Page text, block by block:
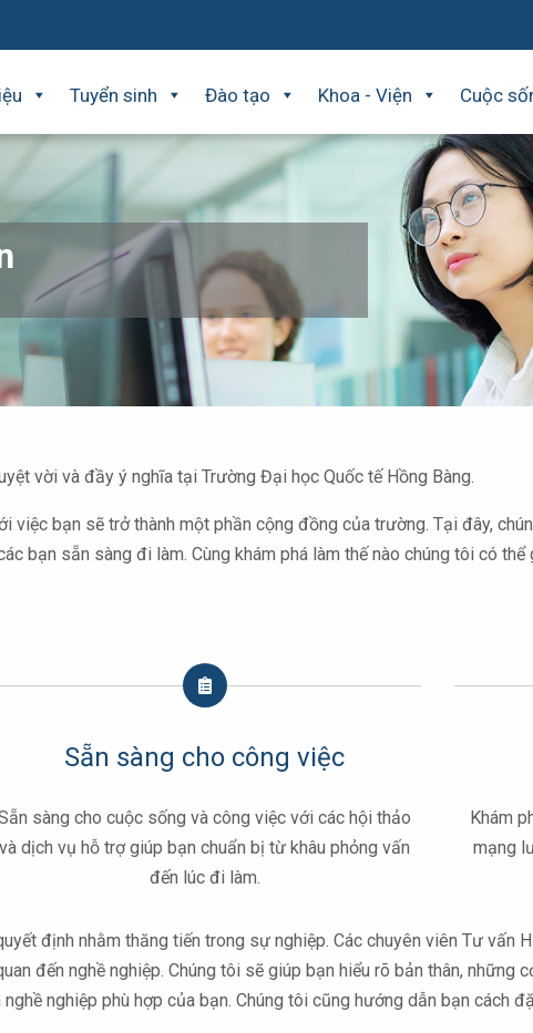
Tuyển sinh Đào tạo Khoa - Viện Cuộc
vời và đầy ý nghĩa tại Trường Đại học Quốc tế Hồng Bàng.
việc bạn sẽ trở thành một phần cộng đồng của trường. Tại đây,
bạn sẵn sàng đi làm. Cùng khám phá làm thế nào chúng tôi có
Sẵn sàng cho công việc
sàng cho cuộc sống và công việc với các hội thảo
và dịch vụ hỗ trợ giúp bạn chuẩn bị từ khâu phỏng vấn
đến lúc đi làm.
Khám
mạng
định nhằm thăng tiến trong sự nghiệp. Các chuyên viên Tư vấn
đến nghề nghiệp. Chúng tôi sẽ giúp bạn hiểu rõ bản thân, những
nghiệp phù hợp của bạn. Chúng tôi cũng hướng dẫn bạn cách